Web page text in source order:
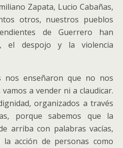
Zapata, Lucio Cabañas,
otros, nuestros pueblos
de Guerrero han
el despojo y la violencia
nos enseñaron que no nos
a vender ni a claudicar.
organizados a través
porque sabemos que la
arriba con palabras vacías,
acción de personas como